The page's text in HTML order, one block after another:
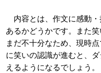
内容とは、作文に感動
あるかどうかです。また
まだ不十分なため、現時
に笑いの認識が進むと、
えるようになるでしょう。